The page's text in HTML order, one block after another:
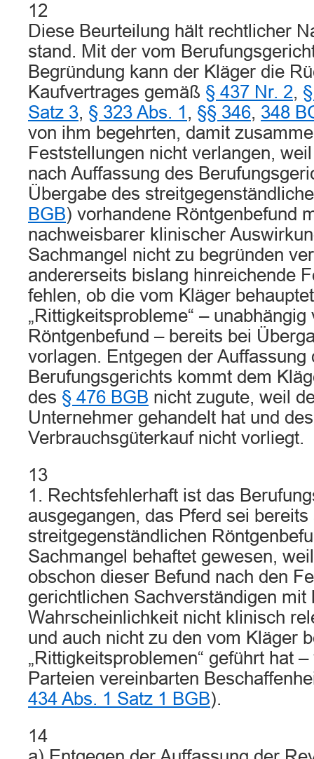
12
Diese Beurteilung hält rechtlicher
stand. Mit der vom
Begründung kann der Kläger die
Kaufvertrages gemäß § 437 Nr. 2,
Satz 3, § 323 Abs. 1 , §§ 346, 348
von ihm begehrten, damit
Feststellungen nicht verlangen,
nach Auffassung des
Übergabe des
BGB) vorhandene Röntgenbefund
nachweisbarer klinischer
Sachmangel nicht zu begründen
andererseits bislang hinreichende
fehlen, ob die vom Kläger
„Rittigkeitsprobleme“ –
Röntgenbefund – bereits bei
vorlagen. Entgegen der Auffassung
Berufungsgerichts kommt dem
des § 476 BGB nicht zugute, weil
Unternehmer gehandelt hat und
Verbrauchsgüterkauf nicht vorliegt.
13
1. Rechtsfehlerhaft ist das
ausgegangen, das Pferd sei
streitgegenständlichen
Sachmangel behaftet gewesen,
obschon dieser Befund nach den
gerichtlichen Sachverständigen mit
Wahrscheinlichkeit nicht klinisch
und auch nicht zu den vom Kläger
„Rittigkeitsproblemen“ geführt hat
Parteien vereinbarten
434 Abs. 1 Satz 1 BGB).
14